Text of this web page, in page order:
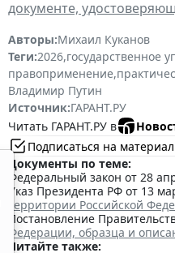
документе,
Авторы:Михаил Куканов
Теги:2026,государственное
правоприменение,
Владимир Путин
Источник:ГАРАНТ.РУ
Читать ГАРАНТ.РУ в
Подписаться на
Документы по теме:
Федеральный закон от 28
Указ Президента РФ от 13
территории Российской
Постановление
Федерации, образца и
Читайте также: